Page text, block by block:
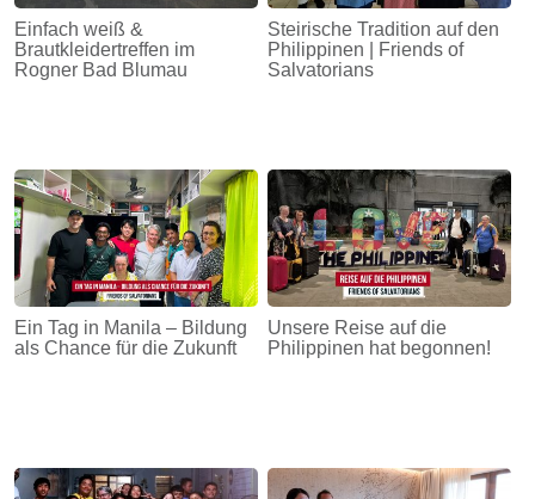
Einfach weiß &
Brautkleidertreffen im
Rogner Bad Blumau
Steirische Tradition auf den
Philippinen | Friends of
Salvatorians
Ein Tag in Manila – Bildung
als Chance für die Zukunft
Unsere Reise auf die
Philippinen hat begonnen!